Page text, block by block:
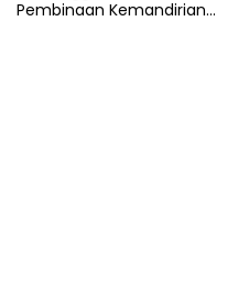
Pembinaan Kemandirian